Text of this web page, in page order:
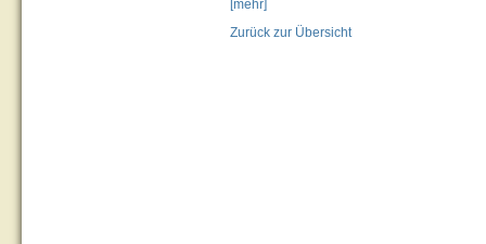
[mehr]
Zurück zur Übersicht